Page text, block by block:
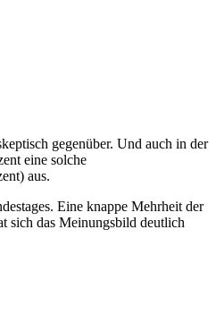
gegenüber. Und auch in der
eine solche
aus.
Eine knappe Mehrheit der
sich das Meinungsbild deutlich